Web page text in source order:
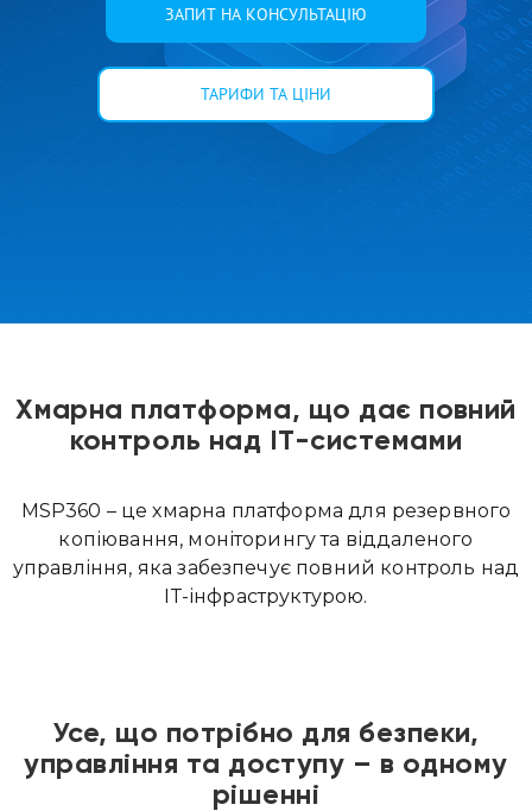
ЗАПИТ НА КОНСУЛЬТАЦІЮ
ТАРИФИ ТА ЦІНИ
Хмарна платформа, що дає повний
контроль над ІТ-системами
MSP360 – це хмарна платформа для резервного
копіювання, моніторингу та віддаленого
управління, яка забезпечує повний контроль над
ІТ-інфраструктурою.
Усе, що потрібно для безпеки,
управління та доступу – в одному
рішенні